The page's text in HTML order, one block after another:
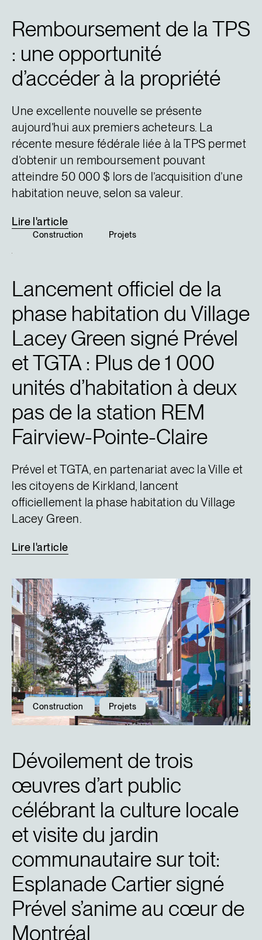
Remboursement de la TPS
: une opportunité
d’accéder à la propriété
Une excellente nouvelle se présente
aujourd’hui aux premiers acheteurs. La
récente mesure fédérale liée à la TPS permet
d’obtenir un remboursement pouvant
atteindre 50 000 $ lors de l’acquisition d’une
habitation neuve, selon sa valeur.
Lire l'article
Construction Projets
Lancement officiel de la
phase habitation du Village
Lacey Green signé Prével
et TGTA : Plus de 1 000
unités d’habitation à deux
pas de la station REM
Fairview-Pointe-Claire
Prével et TGTA, en partenariat avec la Ville et
les citoyens de Kirkland, lancent
officiellement la phase habitation du Village
Lacey Green.
Lire l'article
Construction Projets
Dévoilement de trois
œuvres d’art public
célébrant la culture locale
et visite du jardin
communautaire sur toit:
Esplanade Cartier signé
Prével s’anime au cœur de
Montréal